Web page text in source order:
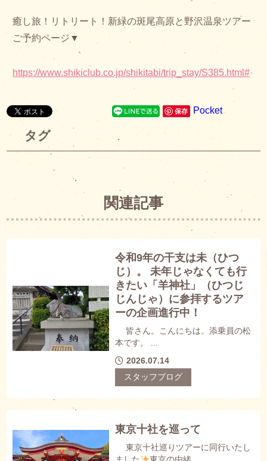
癒し旅！リトリート！新緑の斑尾高原と野沢温泉ツアー
ご予約ページ▼
https://www.shikiclub.co.jp/shikitabi/trip_stay/S385.html#
保存 Pocket
タグ
関連記事
令和9年の干支は未（ひつ
じ）。 未年じゃなくても行
きたい「羊神社」（ひつじ
じんじゃ）に参拝するツア
ーの企画進行中！
皆さん。こんにちは。添乗員の松
本です。 ...
2026.07.14
スタッフブログ
東京十社を巡って
東京十社巡りツアーに同行いたし